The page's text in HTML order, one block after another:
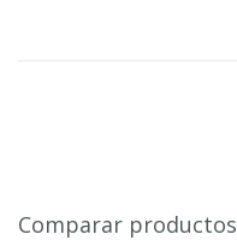
Comparar productos